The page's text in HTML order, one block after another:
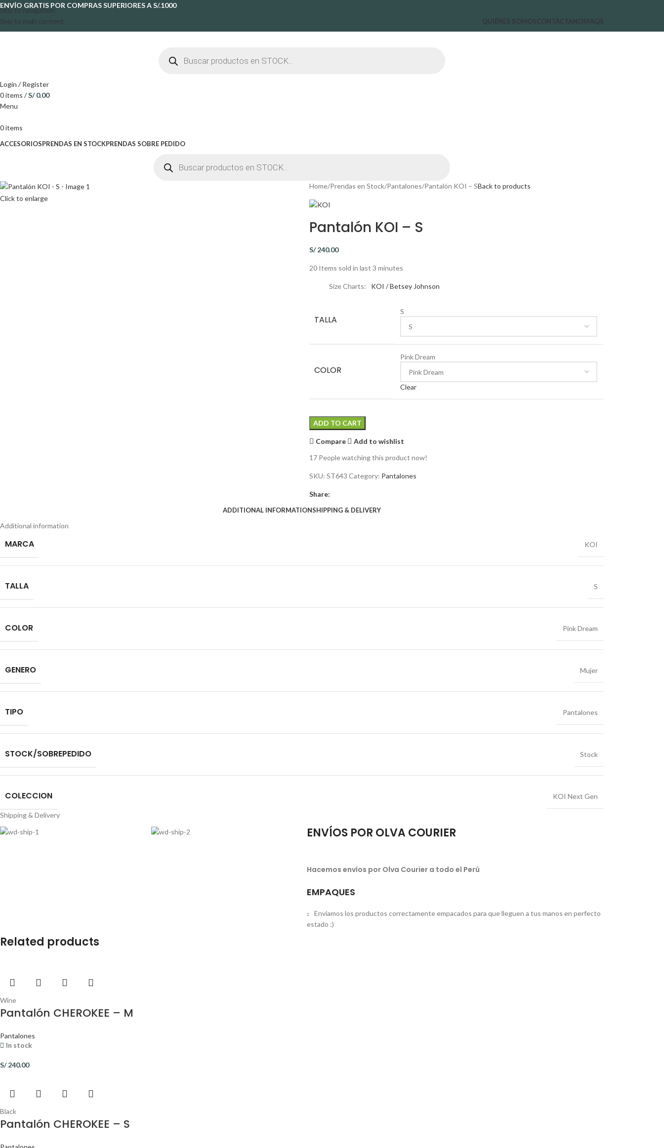
Skip to navigation
Skip to main content
ENVÍO GRATIS POR COMPRAS SUPERIORES A S/.1000
QUIÉNES SOMOSCONTÁCTANOSFAQS
Login / Register
0items /S/0.00
Menu
0items
ACCESORIOSPRENDAS EN STOCKPRENDAS SOBRE PEDIDO
Click to enlarge
Home Prendas en Stock Pantalones Pantalón KOI – SBack to products
Pantalón KOI – S
S/240.00
20 Items sold in last 3 minutes
Size Charts KOI / Betsey Johnson
TALLA
S
COLOR
Pink Dream
Clear
ADD TO CART
Compare
Add to wishlist
17 People watching this product now!
SKU: ST643 Category: Pantalones
Share:
ADDITIONAL INFORMATIONSHIPPING & DELIVERY
Additional information
MARCA KOI
TALLA S
COLOR Pink Dream
GENERO Mujer
TIPO Pantalones
STOCK/SOBREPEDIDO Stock
COLECCION KOI Next Gen
Shipping & Delivery
ENVÍOS POR OLVA COURIER
Hacemos envíos por Olva Courier a todo el Perú
EMPAQUES
Enviamos los productos correctamente empacados para que lleguen a tus manos en perfecto
estado :)
Related products
Wine
Pantalón CHEROKEE – M
Pantalones
In stock
S/240.00
Black
Pantalón CHEROKEE – S